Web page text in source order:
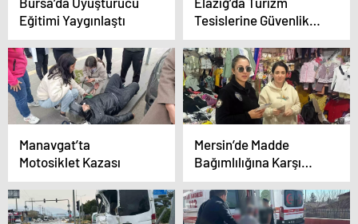
Eğitimi Yaygınlaştı
Tesislerine Güvenlik
Denetimleri Yapıldı
Manavgat’ta
Motosiklet Kazası
Mersin’de Madde
Bağımlılığına Karşı
Farkındalık Çalışmaları